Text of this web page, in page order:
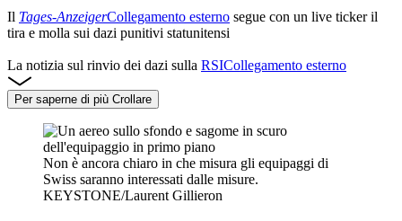
Il Tages-AnzeigerCollegamento esterno segue con un live ticker il
tira e molla sui dazi punitivi statunitensi
La notizia sul rinvio dei dazi sulla RSICollegamento esterno
Per saperne di più Crollare
Non è ancora chiaro in che misura gli equipaggi di
Swiss saranno interessati dalle misure.
KEYSTONE/Laurent Gillieron